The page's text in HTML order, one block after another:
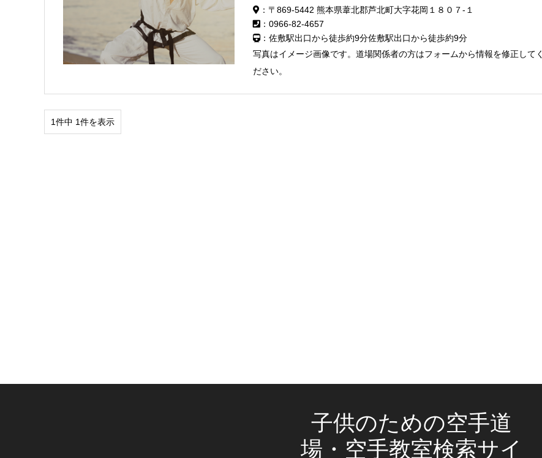
：〒869-5442 熊本県葦北郡芦北町大字花岡１８０７-１
：0966-82-4657
：佐敷駅出口から徒歩約9分佐敷駅出口から徒歩約9分
写真はイメージ画像です。道場関係者の方はフォームから情報を修正してく
ださい。
1件中 1件を表示
子供のための空手道
場・空手教室検索サイ